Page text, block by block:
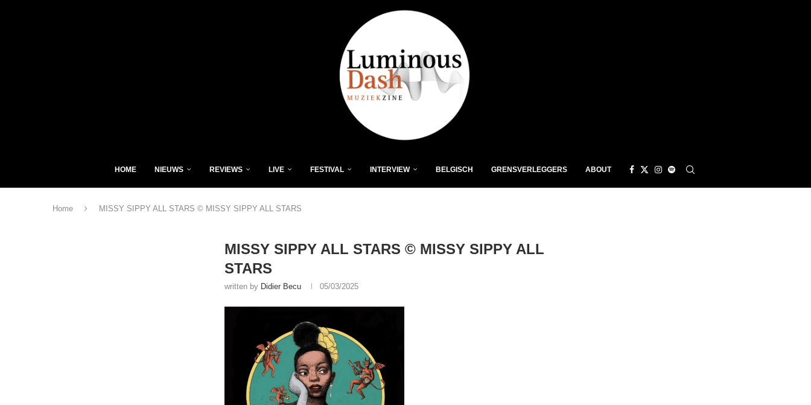
HOME NIEUWS REVIEWS LIVE FESTIVAL INTERVIEW BELGISCH GRENSVERLEGGERS ABOUT
Home MISSY SIPPY ALL STARS © MISSY SIPPY ALL STARS
MISSY SIPPY ALL STARS © MISSY SIPPY ALL
STARS
written by Didier Becu 05/03/2025